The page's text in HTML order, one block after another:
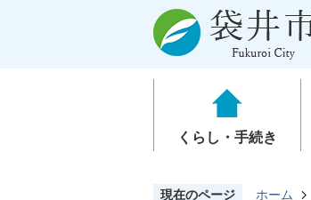
くらし・手続き
現在のページ ホーム